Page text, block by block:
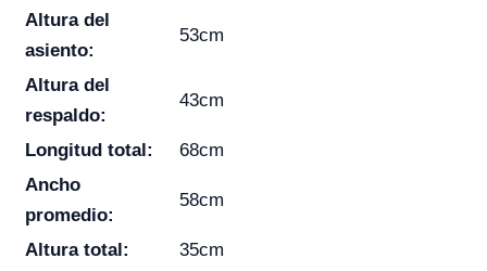
Altura del
asiento:
53cm
Altura del
respaldo:
43cm
Longitud total:
68cm
Ancho
promedio:
58cm
Altura total:
35cm